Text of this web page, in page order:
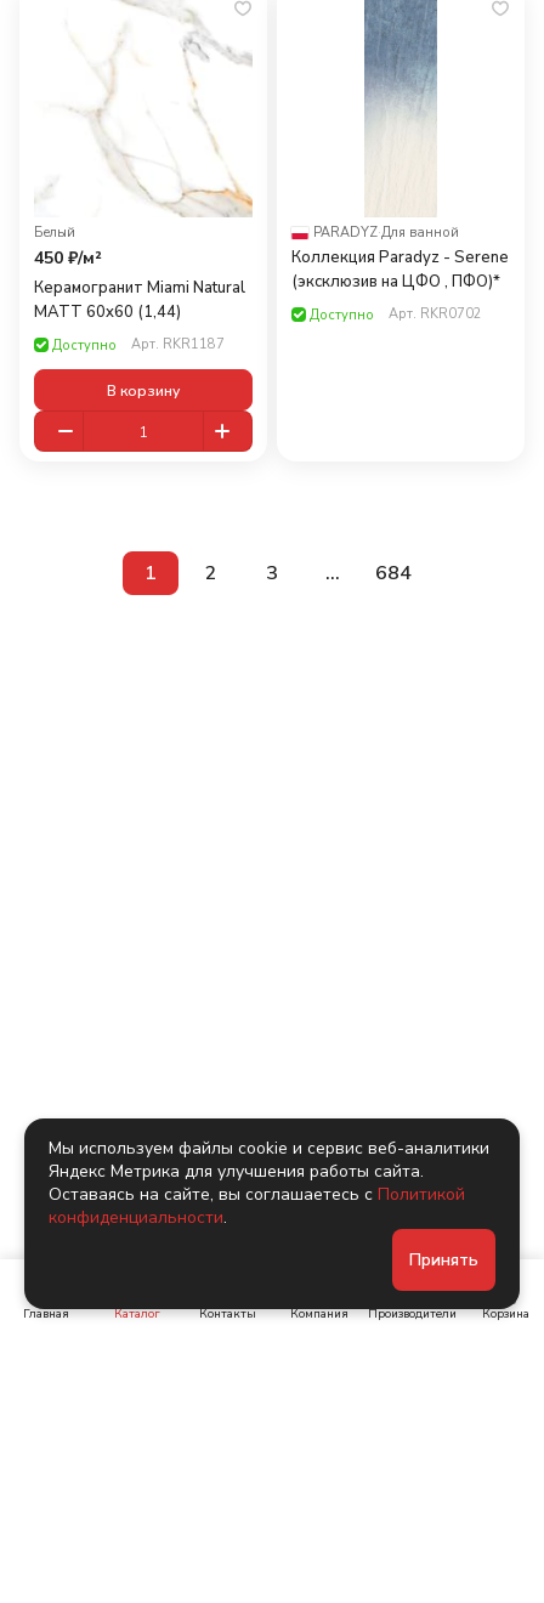
Белый
450 ₽/м²
Керамогранит Miami Natural
MATT 60x60 (1,44)
Доступно Арт. RKR1187
В корзину
PARADYZ·Для ванной
Коллекция Paradyz - Serene
(эксклюзив на ЦФО , ПФО)*
Доступно Арт. RKR0702
1 2 3 ... 684
Главная Каталог Контакты Компания Производители Корзина
Мы используем файлы cookie и сервис веб-аналитики
Яндекс Метрика для улучшения работы сайта.
Оставаясь на сайте, вы соглашаетесь с Политикой
конфиденциальности.
Принять